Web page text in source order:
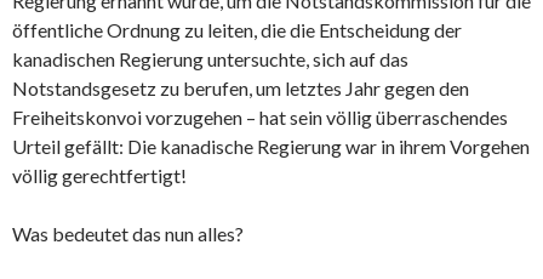
öffentliche Ordnung zu leiten, die die Entscheidung der
kanadischen Regierung untersuchte, sich auf das
Notstandsgesetz zu berufen, um letztes Jahr gegen den
Freiheitskonvoi vorzugehen – hat sein völlig überraschendes
Urteil gefällt: Die kanadische Regierung war in ihrem Vorgehen
völlig gerechtfertigt!
Was bedeutet das nun alles?